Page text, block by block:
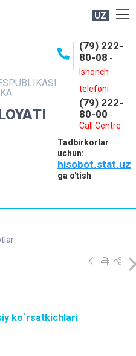
UZ
(79) 222-
80-08 -
Ishonch
telefoni
(79) 222-
80-00 -
Call Centre
Tadbirkorlar
uchun:
hisobot.stat.uz
ga o'tish
ko`rsatkichlari